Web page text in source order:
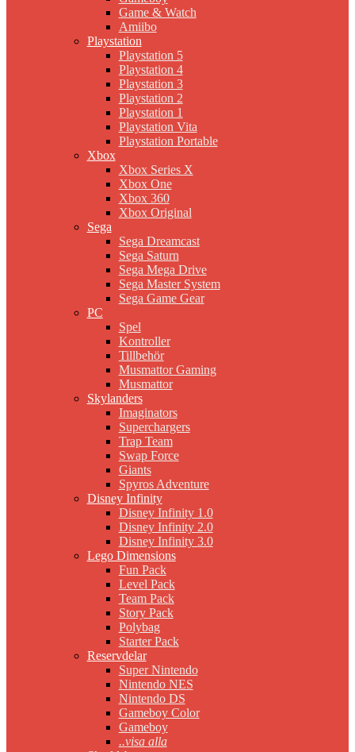
Game & Watch
Amiibo
Playstation
Playstation 5
Playstation 4
Playstation 3
Playstation 2
Playstation 1
Playstation Vita
Playstation Portable
Xbox
Xbox Series X
Xbox One
Xbox 360
Xbox Original
Sega
Sega Dreamcast
Sega Saturn
Sega Mega Drive
Sega Master System
Sega Game Gear
PC
Spel
Kontroller
Tillbehör
Musmattor Gaming
Musmattor
Skylanders
Imaginators
Superchargers
Trap Team
Swap Force
Giants
Spyros Adventure
Disney Infinity
Disney Infinity 1.0
Disney Infinity 2.0
Disney Infinity 3.0
Lego Dimensions
Fun Pack
Level Pack
Team Pack
Story Pack
Polybag
Starter Pack
Reservdelar
Super Nintendo
Nintendo NES
Nintendo DS
Gameboy Color
Gameboy
..visa alla